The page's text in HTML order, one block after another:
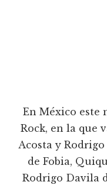
En México este
Rock, en la que
Acosta y
de Fobia,
Rodrigo Davila